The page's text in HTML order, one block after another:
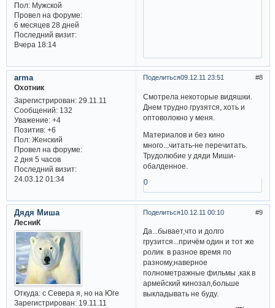
Пол:Мужской
Провел на форуме:
6 месяцев 28 дней
Последний визит:
Вчера 18:14
Поделиться 8
09.12.11 23:51
arma
Охотник
Зарегистрирован: 29.11.11
Сообщений:132
Уважение: +4
Позитив: +6
Пол:Женский
Провел на форуме:
2 дня 5 часов
Последний визит:
24.03.12 01:34
Смотрела некоторые видяшки.
Днем трудно грузятся, хоть и
оптоволокно у меня.
Материалов и без кино
много...читать-не перечитать.
Трудолюбие у дяди Миши-
обалденное.
0
Поделиться 9
10.12.11 00:10
Дядя Миша
ЛесниК
Откуда:с Севера я, но на Юге
Зарегистрирован: 19.11.11
Да...бывает,что и долго
грузится...причём один и тот же
ролик в разное время по
разному,наверное
полнометражные фильмы ,как в
армейский кинозал,больше
выкладывать не буду.